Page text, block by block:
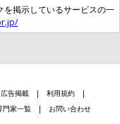
を掲示しているサービスの一
広告掲載
利用規約
門家一覧 お問い合わせ